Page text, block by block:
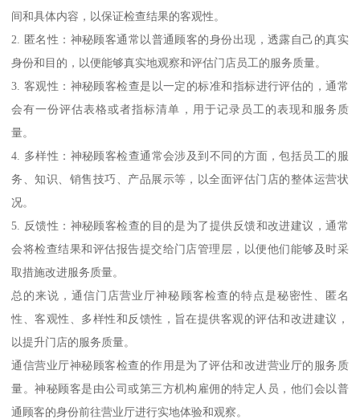
间和具体内容，以保证检查结果的客观性。
2. 匿名性：神秘顾客通常以普通顾客的身份出现，透露自己的真实
身份和目的，以便能够真实地观察和评估门店员工的服务质量。
3. 客观性：神秘顾客检查是以一定的标准和指标进行评估的，通常
会有一份评估表格或者指标清单，用于记录员工的表现和服务质
量。
4. 多样性：神秘顾客检查通常会涉及到不同的方面，包括员工的服
务、知识、销售技巧、产品展示等，以全面评估门店的整体运营状
况。
5. 反馈性：神秘顾客检查的目的是为了提供反馈和改进建议，通常
会将检查结果和评估报告提交给门店管理层，以便他们能够及时采
取措施改进服务质量。
总的来说，通信门店营业厅神秘顾客检查的特点是秘密性、匿名
性、客观性、多样性和反馈性，旨在提供客观的评估和改进建议，
以提升门店的服务质量。
通信营业厅神秘顾客检查的作用是为了评估和改进营业厅的服务质
量。神秘顾客是由公司或第三方机构雇佣的特定人员，他们会以普
通顾客的身份前往营业厅进行实地体验和观察。